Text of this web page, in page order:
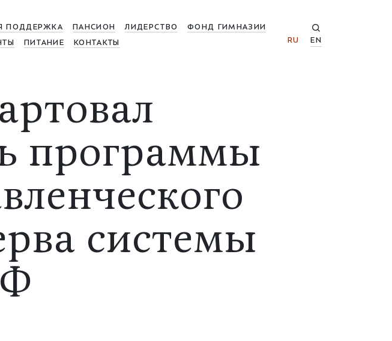
ПОДДЕРЖКА ПАНСИОН ЛИДЕРСТВО
ФОНД ГИМНАЗИИ
ПИТАНИЕ КОНТАКТЫ RU EN
программы
системы